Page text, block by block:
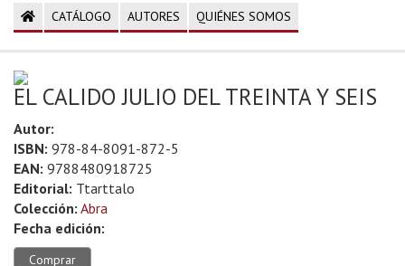
CATÁLOGO AUTORES QUIÉNES SOMOS
EL CALIDO JULIO DEL TREINTA Y SEIS
Autor:
ISBN: 978-84-8091-872-5
EAN: 9788480918725
Editorial: Ttarttalo
Colección: Abra
Fecha edición:
Comprar